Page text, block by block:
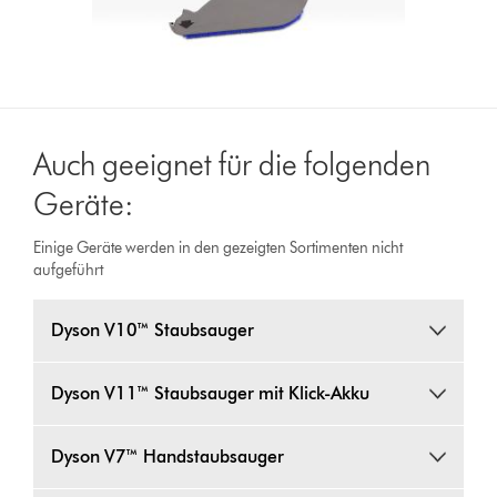
Auch geeignet für die folgenden
Geräte:
Einige Geräte werden in den gezeigten Sortimenten nicht
aufgeführt
Dyson V10™ Staubsauger
Dyson V11™ Staubsauger mit Klick-Akku
Dyson V7™ Handstaubsauger